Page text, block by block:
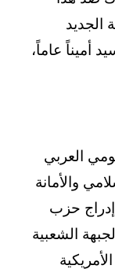
الجديد
أميناً عاماً،
العربي
والأمانة
إدراج حزب
الشعبية